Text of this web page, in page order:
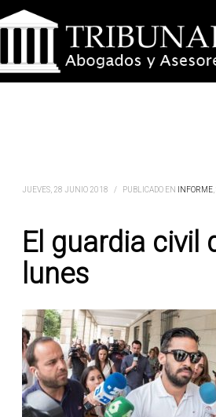
JUEVES, 28 JUNIO 2018 / PUBLICADO EN INFORME
El guardia civil
lunes